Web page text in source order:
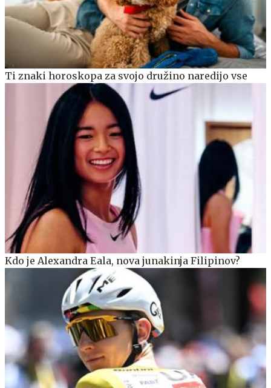
Ti znaki horoskopa za svojo družino naredijo vse
Kdo je Alexandra Eala, nova junakinja Filipinov?